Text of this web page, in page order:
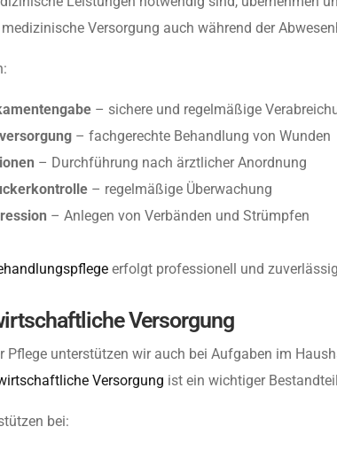
Versorgung auch während der
– sichere und regelmäßige
– fachgerechte Behandlung von Wunden
– Durchführung nach ärztlicher Anordnung
– regelmäßige Überwachung
– Anlegen von Verbänden und Strümpfen
erfolgt professionell und
Versorgung
Pflege unterstützen wir auch bei Aufgaben im
Versorgung ist ein wichtiger
bei: